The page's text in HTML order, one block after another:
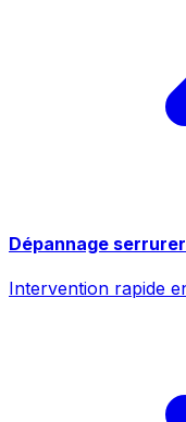
Dépannage
Intervention rapide